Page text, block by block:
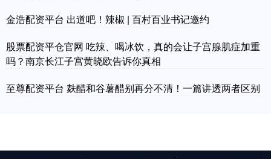
金浩配资平台 出道吧！辣椒 | 百村百业书记邀约
股票配资平仓官网 吃辣、喝冰饮，真的会让子宫腺肌症加重
吗？南京长江子宫黄晓欧告诉你真相
至尊配资平台 麸醋和谷薯醋别再分不清！一篇讲透两者区别